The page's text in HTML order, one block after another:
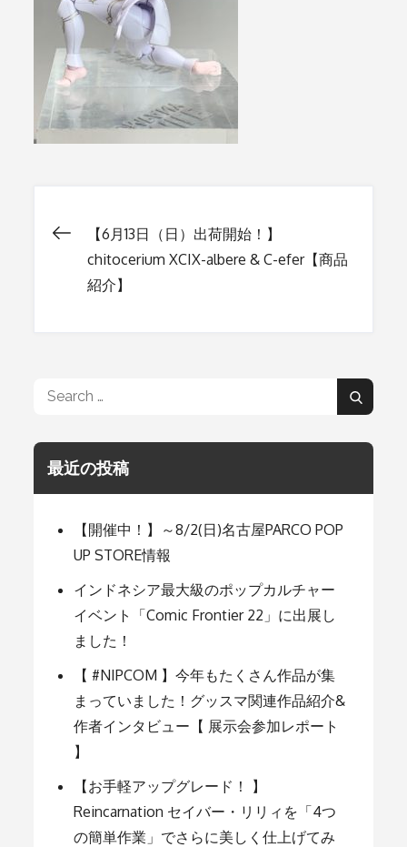
投
ゲ
ー
シ
ョ
ン
【6月13日（日）出荷開始！】
chitocerium XCIX-albere & C-efer【商品
紹介】
Search
Search
最近の投稿
【開催中！】～8/2(日)名古屋PARCO POP
UP STORE情報
インドネシア最大級のポップカルチャー
イベント「Comic Frontier 22」に出展し
ました！
【 #NIPCOM 】今年もたくさん作品が集
まっていました！グッスマ関連作品紹介&
作者インタビュー【 展示会参加レポート
】
【お手軽アップグレード！ 】
Reincarnation セイバー・リリィを「4つ
の簡単作業」でさらに美しく仕上げてみ